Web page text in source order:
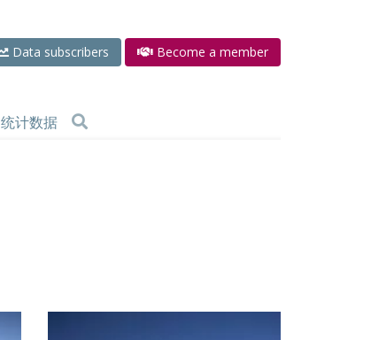
Data subscribers Become a member
统计数据